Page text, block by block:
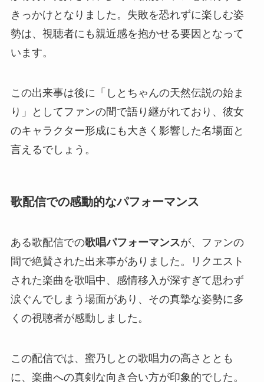
きっかけとなりました。失敗を恐れずに楽しむ姿
勢は、視聴者にも親近感を抱かせる要因となって
います。
この出来事は後に「しとちゃんの天然伝説の始ま
り」としてファンの間で語り継がれており、彼女
のキャラクター形成にも大きく影響した名場面と
言えるでしょう。
歌配信での感動的なパフォーマンス
ある歌配信での歌唱パフォーマンスが、ファンの
間で絶賛された出来事がありました。リクエスト
された楽曲を歌唱中、感情移入が深すぎて思わず
涙ぐんでしまう場面があり、その真摯な姿勢に多
くの視聴者が感動しました。
この配信では、蜜乃しとの歌唱力の高さととも
に、楽曲への真剣な向き合い方が印象的でした。